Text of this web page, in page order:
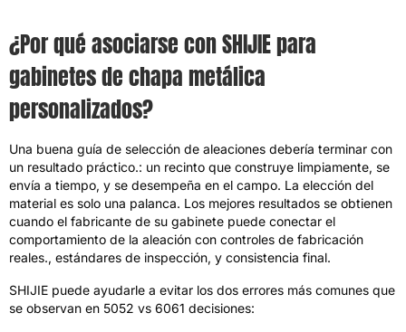
¿Por qué asociarse con SHIJIE para
gabinetes de chapa metálica
personalizados?
Una buena guía de selección de aleaciones debería terminar con
un resultado práctico.: un recinto que construye limpiamente, se
envía a tiempo, y se desempeña en el campo. La elección del
material es solo una palanca. Los mejores resultados se obtienen
cuando el fabricante de su gabinete puede conectar el
comportamiento de la aleación con controles de fabricación
reales., estándares de inspección, y consistencia final.
SHIJIE puede ayudarle a evitar los dos errores más comunes que
se observan en 5052 vs 6061 decisiones: